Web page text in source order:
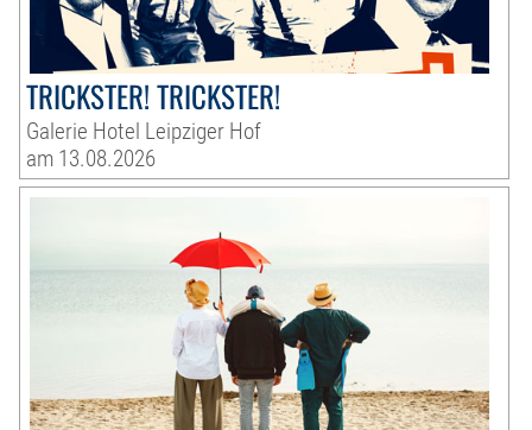
TRICKSTER! TRICKSTER!
Galerie Hotel Leipziger Hof
am 13.08.2026